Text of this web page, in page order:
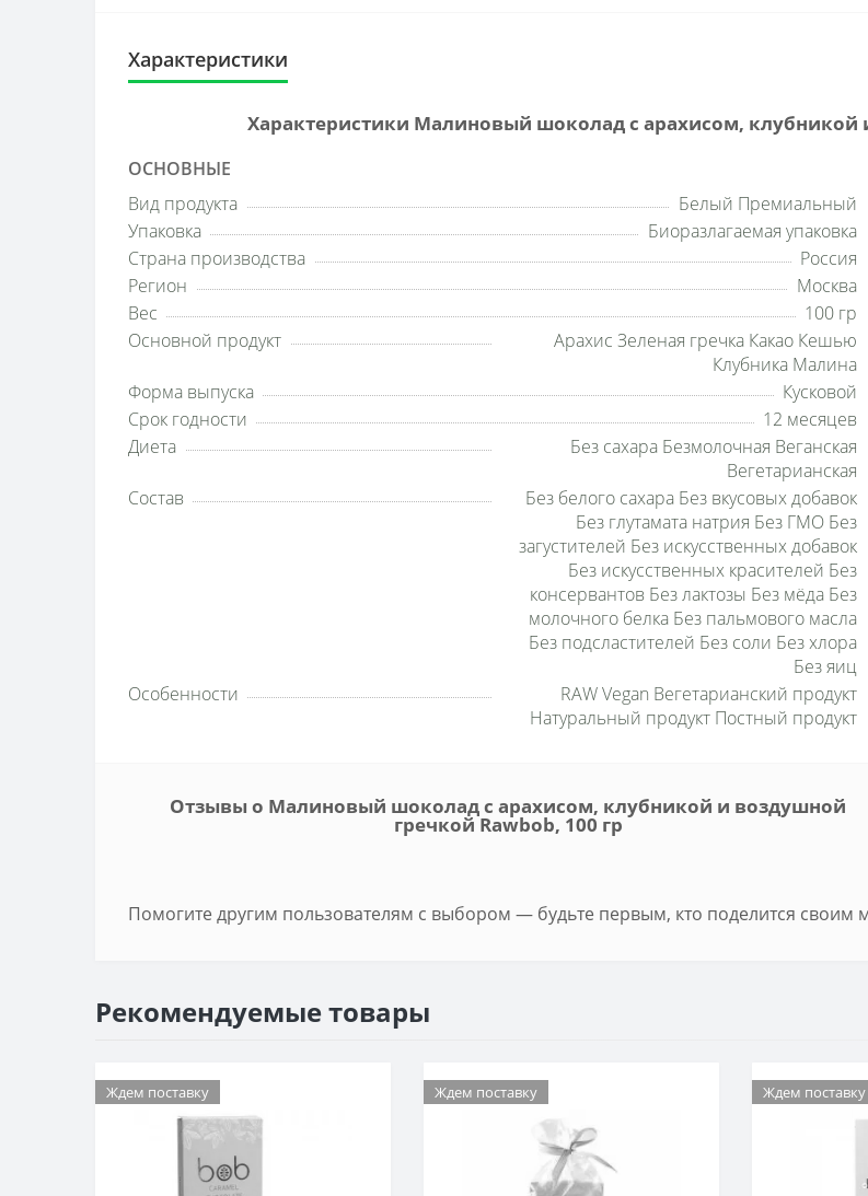
Характеристики
Характеристики Малиновый шоколад с арахисом, клубникой
ОСНОВНЫЕ
Вид продукта
Белый Премиальный
Упаковка
Биоразлагаемая упаковка
Страна производства
Россия
Регион
Москва
Вес
100 гр
Основной продукт
Арахис Зеленая гречка Какао Кешью
Клубника Малина
Форма выпуска
Кусковой
Срок годности
12 месяцев
Диета
Без сахара Безмолочная Веганская
Вегетарианская
Состав
Без белого сахара Без вкусовых добавок
Без глутамата натрия Без ГМО Без
загустителей Без искусственных добавок
Без искусственных красителей Без
консервантов Без лактозы Без мёда Без
молочного белка Без пальмового масла
Без подсластителей Без соли Без хлора
Без яиц
Особенности
RAW Vegan Вегетарианский продукт
Натуральный продукт Постный продукт
Отзывы о Малиновый шоколад с арахисом, клубникой и воздушной
гречкой Rawbob, 100 гр
Помогите другим пользователям с выбором — будьте первым, кто поделится своим
Рекомендуемые товары
Ждем поставку Ждем поставку Ждем поставку